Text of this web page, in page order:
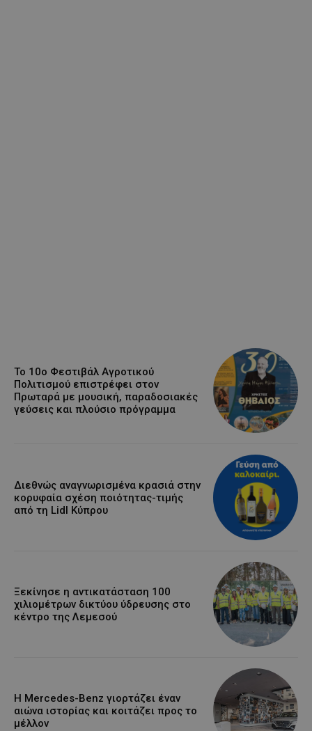
Το 10ο Φεστιβάλ Αγροτικού
Πολιτισμού επιστρέφει στον
Πρωταρά με μουσική, παραδοσιακές
γεύσεις και πλούσιο πρόγραμμα
Διεθνώς αναγνωρισμένα κρασιά στην
κορυφαία σχέση ποιότητας-τιμής
από τη Lidl Κύπρου
Ξεκίνησε η αντικατάσταση 100
χιλιομέτρων δικτύου ύδρευσης στο
κέντρο της Λεμεσού
Η Mercedes-Benz γιορτάζει έναν
αιώνα ιστορίας και κοιτάζει προς το
μέλλον